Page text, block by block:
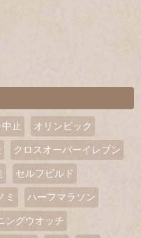
止 オリンピック
クロスオーバーイレブン
セルフビルド
ミ ハーフマラソン
ングウオッチ